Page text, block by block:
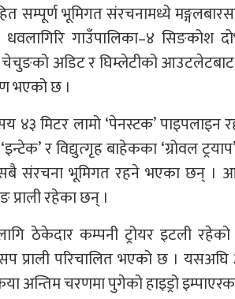
भूमिगत संरचनामध्ये
गाउँपालिका–४ सिङकोश
चेचुङको अडिट र घिम्लेटीको
भएको छ ।
मिटर लामो ‘पेनस्टक’ पाइपलाइन
र विद्युत्गृह बाहेकका ‘ग्रोवल
संरचना भूमिगत रहने भएका छन् ।
प्राली रहेका छन् ।
ठेकेदार कम्पनी ट्रोयर इटली
प्राली परिचालित भएको छ ।
अन्तिम चरणमा पुगेको हाइड्रो